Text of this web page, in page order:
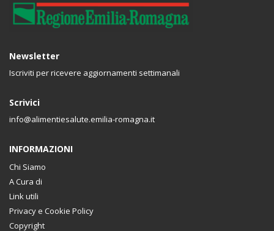
Newsletter
Iscriviti per ricevere aggiornamenti settimanali
Scrivici
info@alimentiesalute.emilia-romagna.it
INFORMAZIONI
Chi Siamo
A Cura di
Link utili
Privacy e Cookie Policy
Copyright